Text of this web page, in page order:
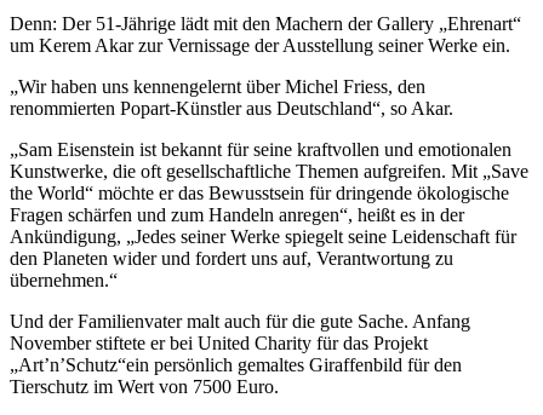
Denn: Der 51-Jährige lädt mit den Machern der Gallery „Ehrenart“
um Kerem Akar zur Vernissage der Ausstellung seiner Werke ein.
„Wir haben uns kennengelernt über Michel Friess, den
renommierten Popart-Künstler aus Deutschland“, so Akar.
„Sam Eisenstein ist bekannt für seine kraftvollen und emotionalen
Kunstwerke, die oft gesellschaftliche Themen aufgreifen. Mit „Save
the World“ möchte er das Bewusstsein für dringende ökologische
Fragen schärfen und zum Handeln anregen“, heißt es in der
Ankündigung, „Jedes seiner Werke spiegelt seine Leidenschaft für
den Planeten wider und fordert uns auf, Verantwortung zu
übernehmen.“
Und der Familienvater malt auch für die gute Sache. Anfang
November stiftete er bei United Charity für das Projekt
„Art’n’Schutz“ein persönlich gemaltes Giraffenbild für den
Tierschutz im Wert von 7500 Euro.